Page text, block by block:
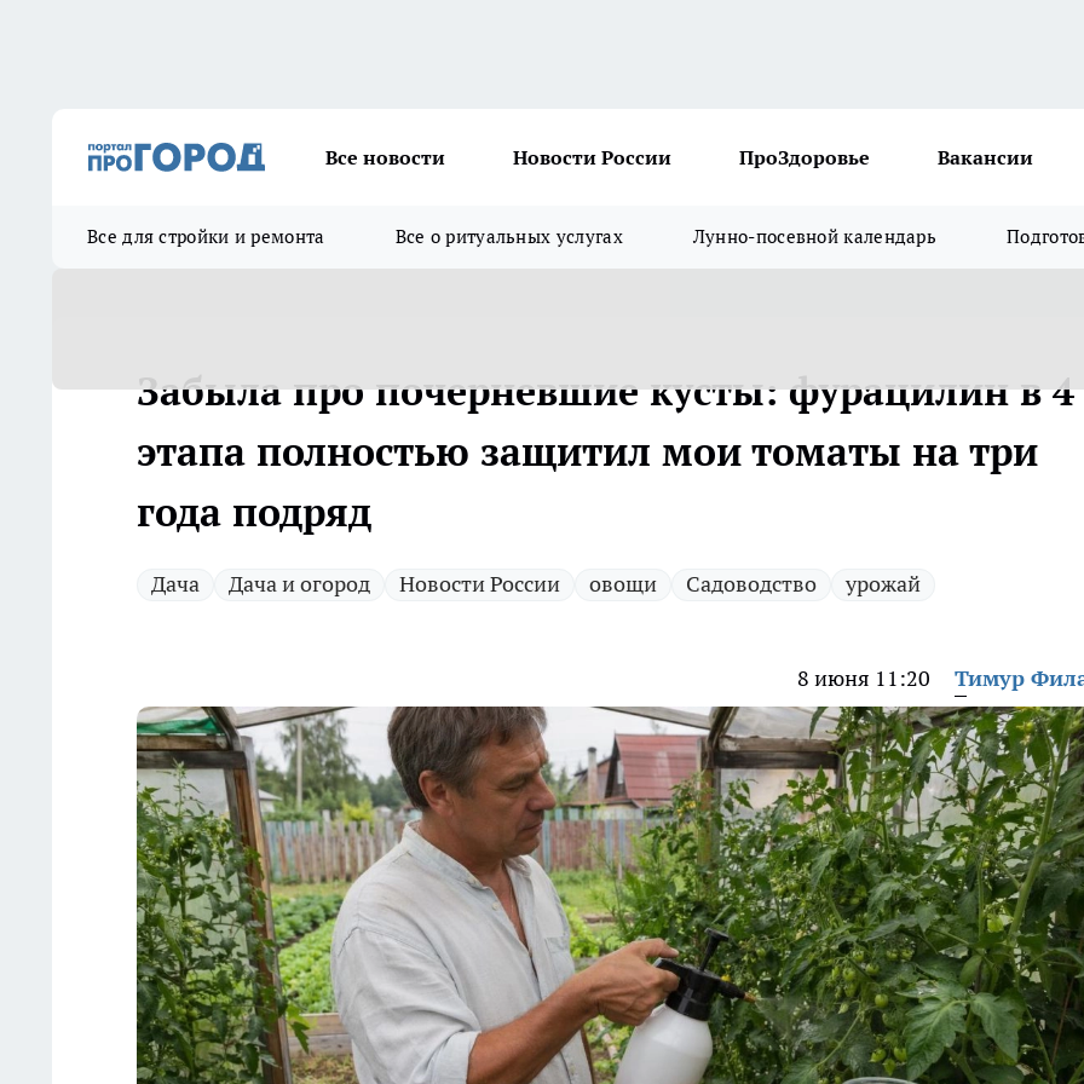
Все новости Новости России ПроЗдоровье Вакансии
Все для стройки и ремонта Все о ритуальных услугах Лунно-посевной календарь
Забыла про почерневшие кусты: фурацилин в 4
этапа полностью защитил мои томаты на три
года подряд
Дача Дача и огород Новости России овощи Садоводство урожай
8 июня 11:20 Тимур